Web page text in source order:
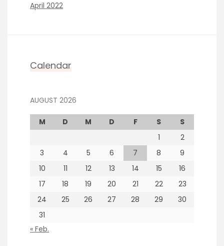
April 2022
Calendar
AUGUST 2026
M D M D F S
S
1
2
3
4 5 6 7 8
9
10
11 12 13 14 15
16
17
18 19 20 21 22
23
24
25 26 27 28 29
30
31
« Feb.